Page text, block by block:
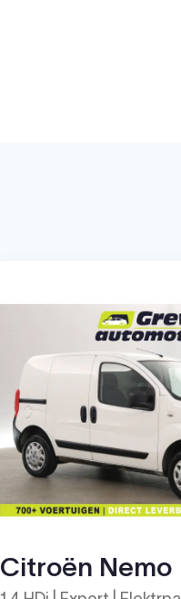
Citroën Nemo